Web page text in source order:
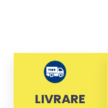
LIVRARE